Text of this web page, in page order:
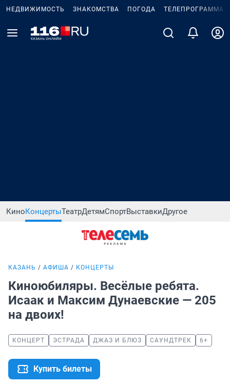
НЕДВИЖИМОСТЬ ЗНАКОМСТВА ПОГОДА ТЕЛЕПРОГРАММА
КиноКонцертыТеатрДетямСпортВыставкиДругое
КАЗАНЬ АФИША КОНЦЕРТЫ
Киноюбиляры. Весёлые ребята.
Исаак и Максим Дунаевские — 205
на двоих!
КОНЦЕРТ ЭСТРАДА ДЖАЗ И БЛЮЗ САУНДТРЕК 6+
Купить билеты